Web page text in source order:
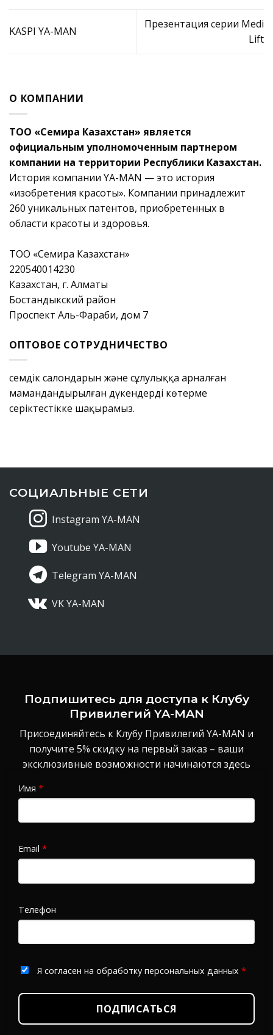
KASPI YA-MAN
Презентация серии Medi
Lift
О КОМПАНИИ
ТОО «Семира Казахстан» является
официальным уполномоченным партнером
компании на территории Республики Казахстан.
История компании YA-MAN — это история
«изобретения красоты». Компании принадлежит
260 уникальных патентов, приобретенных в
области красоты и здоровья.
ТОО «Семира Казахстан»
220540014230
Казахстан, г. Алматы
Бостандыкский район
Проспект Аль-Фараби, дом 7
ОПТОВОЕ СОТРУДНИЧЕСТВО
Әсемдік салондарын және сұлулыққа арналған
мамандандырылған дүкендерді көтерме
серіктестікке шақырамыз.
СОЦИАЛЬНЫЕ СЕТИ
Instagram YA-MAN
Youtube YA-MAN
Telegram YA-MAN
VK YA-MAN
Подпишитесь для доступа к Клубу
Привилегий YA-MAN
Присоединяйтесь к Клубу Привилегий YA-MAN и
получите 5% скидку на первый заказ – ваши
эксклюзивные возможности начинаются здесь
Имя *
Email *
Телефон
Я согласен на обработку персональных данных *
ПОДПИСАТЬСЯ